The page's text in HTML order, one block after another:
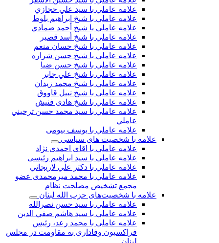
علامه عاملي با سيد علي حجازي
علامه عاملي با شيخ ابراهيم بلوط
علامه عاملي با شيخ أحمد صمادي
علامه عاملي با شيخ أسد قصير
علامه عاملي با شيخ حسان منعم
علامه عاملي با شيخ حسن شراره
علامه عاملي با شيخ حسن ضيا
علامه عاملي با شيخ علي جابر
علامه عاملي با شيخ محمد زيدان
علامه عاملي با شيخ نبيل قاووق
علامه عاملي با شیخ هادی فنیش
علامه عاملي با سيد محمد حسن ترحيني
عاملي
علامه عاملي با يوسف بيومی
علامه با شخصیت های سیاسی
علامه عاملي با اقای احمدی نژاد
علامه عاملي با سید ابراهیم رئیسی
علامه عاملي با دكتر علي لاريجاني
علامه عاملي با محمد میرمحمدی عضو
مجمع تشخیص مصلحت نظام
علامه با شخصیت‌های حزب الله لبنان
علامه عاملي با سيد حسن نصرالله
علامه عاملي با سيد هاشم صفي الدين
علامه عاملي با محمد رعد، رئیس
فراکسیون وفاداری به مقاومت در مجلس
لبنان